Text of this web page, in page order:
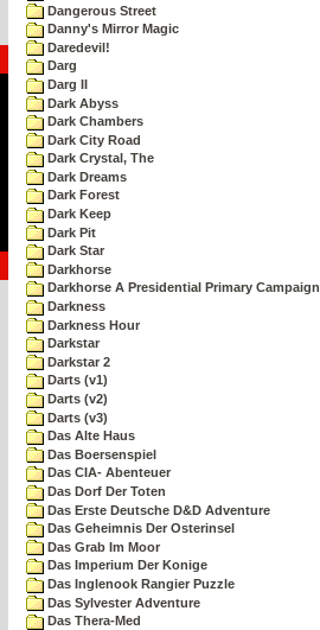
Dangerous Street
Danny's Mirror Magic
Daredevil!
Darg
Darg II
Dark Abyss
Dark Chambers
Dark City Road
Dark Crystal, The
Dark Dreams
Dark Forest
Dark Keep
Dark Pit
Dark Star
Darkhorse
Darkhorse A Presidential Primary Campaign
Darkness
Darkness Hour
Darkstar
Darkstar 2
Darts (v1)
Darts (v2)
Darts (v3)
Das Alte Haus
Das Boersenspiel
Das CIA- Abenteuer
Das Dorf Der Toten
Das Erste Deutsche D&D Adventure
Das Geheimnis Der Osterinsel
Das Grab Im Moor
Das Imperium Der Konige
Das Inglenook Rangier Puzzle
Das Sylvester Adventure
Das Thera-Med